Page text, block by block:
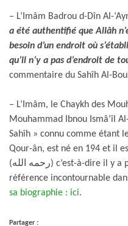
– L’Imâm Badrou d-Dîn Al-
a été authentifié que Allâh
besoin d’un endroit où
qu’il n’y a pas d’endroit de
commentaire du Sahîh Al-
– L’Imâm, le Chaykh des
Mouhammad Ibnou Ismâ’îl
Sahîh » connu comme étant
Qour-ân, est né en 194 et il
(رحمه الله) c’est-à-dire il y a plus de 1175 ans. Il est une
référence incontournable
sa biographie : ici.
Partager :